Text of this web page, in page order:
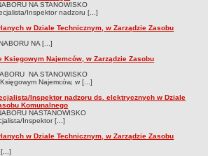
PZP - platforma elektroniczna
procedurą PZP - platforma elektroniczna
zgodne z procedurą PZP
zgodne z procedurą PZP sprzed
bez procedury PZP - do 12.04.2019
NABORU NA STANOWISKO
Inspektor nadzoru [...]
w Dziale Technicznym, w Zarządzie Zasobu
NA [...]
Księgowym Najemców, w Zarządzie Zasobu
NABORU NA STANOWISKO
Najemców, w [...]
Inspektor nadzoru ds. elektrycznych w Dziale
Komunalnego
NABORU NASTANOWISKO
Inspektor [...]
w Dziale Technicznym, w Zarządzie Zasobu